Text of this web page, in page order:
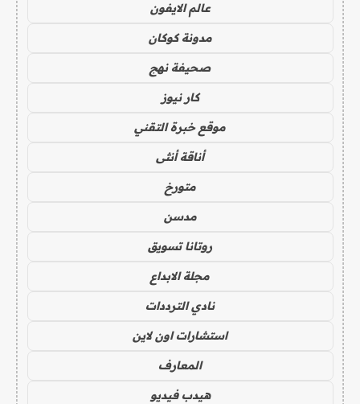
عالم الايفون
مدونة كوكان
صحيفة نهج
كار نيوز
موقع خبرة التقني
أناقة أنثى
متورخ
مدسن
روتانا تسويق
مجلة الابداع
نادي الترددات
استشارات اون لاين
المعارف
هيدب فيديو